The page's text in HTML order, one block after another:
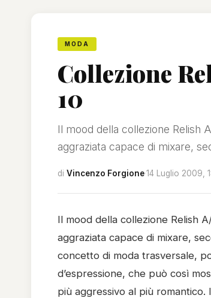
MODA
Collezione
10
Il mood della collezione Relish
aggraziata capace di mixare,
di Vincenzo Forgione·14 Luglio 2009,
Il mood della collezione Relish
aggraziata capace di mixare,
concetto di moda trasversale,
d’espressione, che può così
più aggressivo al più